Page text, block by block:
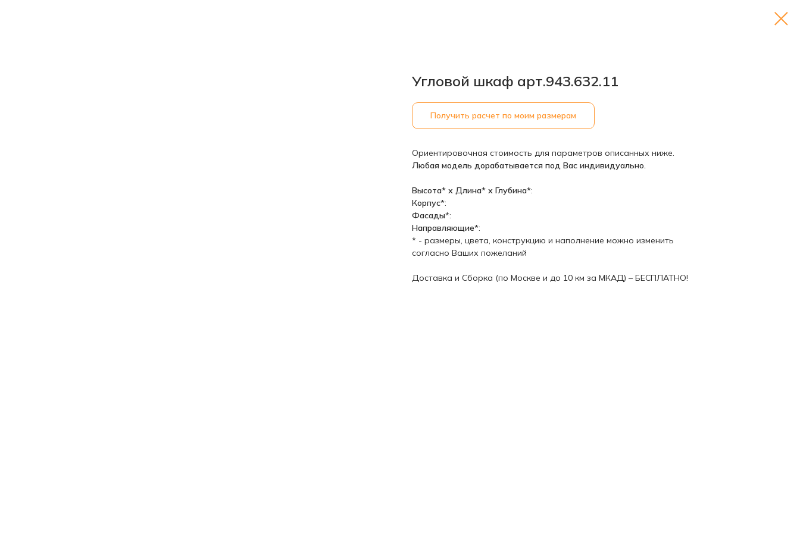
Угловой шкаф арт.943.632.11
Получить расчет по моим размерам
Ориентировочная стоимость для параметров описанных ниже.
Любая модель дорабатывается под Вас индивидуально.
Высота* х Длина* х Глубина*:
Корпус*:
Фасады*:
Направляющие*:
* - размеры, цвета, конструкцию и наполнение можно изменить
согласно Ваших пожеланий
Доставка и Сборка (по Москве и до 10 км за МКАД) – БЕСПЛАТНО!